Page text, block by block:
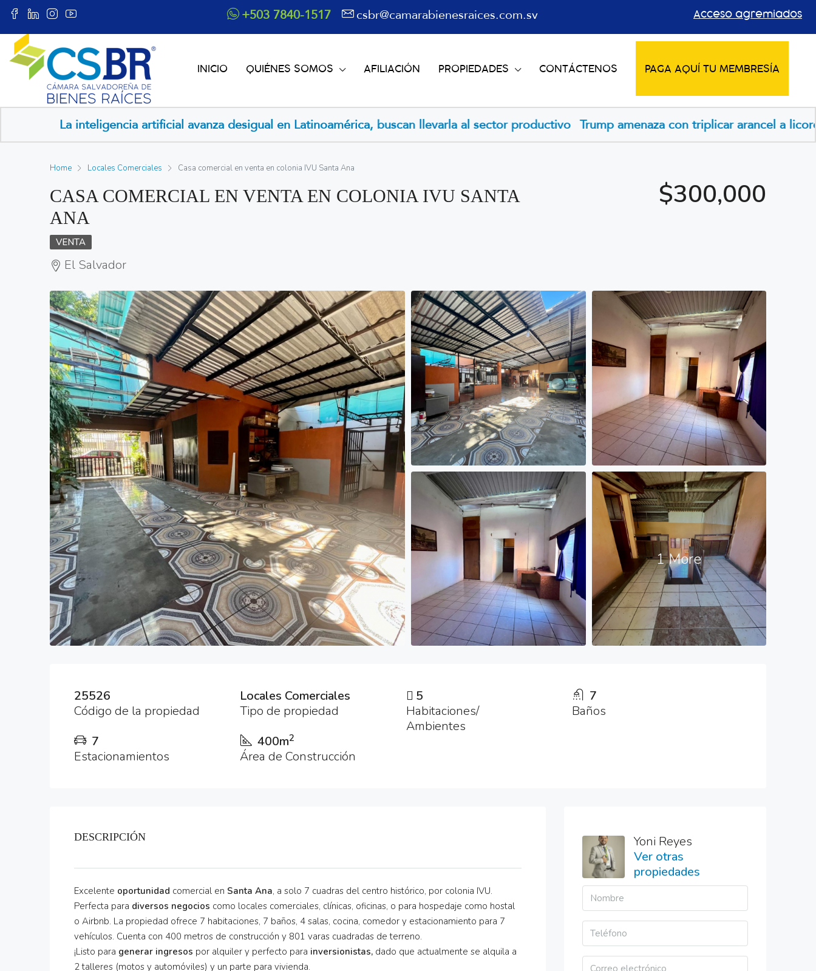
+503 7840-1517 csbr@camarabienesraices.com.sv Acceso agremiados
INICIO QUIÉNES SOMOS AFILIACIÓN PROPIEDADES CONTÁCTENOS PAGA AQUÍ TU MEMBRESÍA
avanza desigual en Latinoamérica, buscan llevarla al sector productivo Trump amenaza con triplicar arancel a licores europeos si UE aplica
Home Locales Comerciales Casa comercial en venta en colonia IVU Santa Ana
CASA COMERCIAL EN VENTA EN COLONIA IVU SANTA
ANA
$300,000
VENTA
El Salvador
1 More
25526
Código de la propiedad
Locales Comerciales
Tipo de propiedad
5
Habitaciones/
Ambientes
7
Baños
7
Estacionamientos
400m2
Área de Construcción
DESCRIPCIÓN
Excelente oportunidad comercial en Santa Ana, a solo 7 cuadras del centro histórico, por colonia IVU.
Perfecta para diversos negocios como locales comerciales, clínicas, oficinas, o para hospedaje como hostal
o Airbnb. La propiedad ofrece 7 habitaciones, 7 baños, 4 salas, cocina, comedor y estacionamiento para 7
vehículos. Cuenta con 400 metros de construcción y 801 varas cuadradas de terreno.
¡Listo para generar ingresos por alquiler y perfecto para inversionistas, dado que actualmente se alquila a
2 talleres (motos y automóviles) y un parte para vivienda.
Yoni Reyes
Ver otras
propiedades